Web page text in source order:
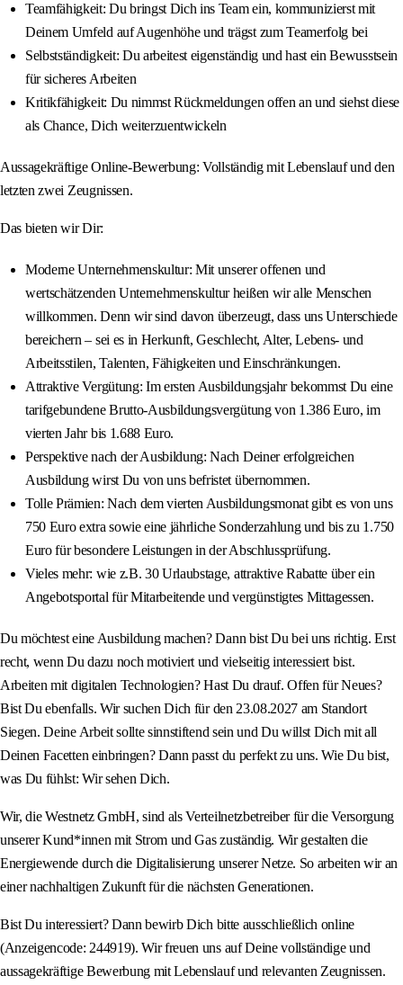
Teamfähigkeit: Du bringst Dich ins Team ein, kommunizierst mit
Deinem Umfeld auf Augenhöhe und trägst zum Teamerfolg bei
Selbstständigkeit: Du arbeitest eigenständig und hast ein Bewusstsein
für sicheres Arbeiten
Kritikfähigkeit: Du nimmst Rückmeldungen offen an und siehst diese
als Chance, Dich weiterzuentwickeln
Aussagekräftige Online-Bewerbung: Vollständig mit Lebenslauf und den
letzten zwei Zeugnissen.
Das bieten wir Dir:
Moderne Unternehmenskultur: Mit unserer offenen und
wertschätzenden Unternehmenskultur heißen wir alle Menschen
willkommen. Denn wir sind davon überzeugt, dass uns Unterschiede
bereichern – sei es in Herkunft, Geschlecht, Alter, Lebens- und
Arbeitsstilen, Talenten, Fähigkeiten und Einschränkungen.
Attraktive Vergütung: Im ersten Ausbildungsjahr bekommst Du eine
tarifgebundene Brutto-Ausbildungsvergütung von 1.386 Euro, im
vierten Jahr bis 1.688 Euro.
Perspektive nach der Ausbildung: Nach Deiner erfolgreichen
Ausbildung wirst Du von uns befristet übernommen.
Tolle Prämien: Nach dem vierten Ausbildungsmonat gibt es von uns
750 Euro extra sowie eine jährliche Sonderzahlung und bis zu 1.750
Euro für besondere Leistungen in der Abschlussprüfung.
Vieles mehr: wie z.B. 30 Urlaubstage, attraktive Rabatte über ein
Angebotsportal für Mitarbeitende und vergünstigtes Mittagessen.
Du möchtest eine Ausbildung machen? Dann bist Du bei uns richtig. Erst
recht, wenn Du dazu noch motiviert und vielseitig interessiert bist.
Arbeiten mit digitalen Technologien? Hast Du drauf. Offen für Neues?
Bist Du ebenfalls. Wir suchen Dich für den 23.08.2027 am Standort
Siegen. Deine Arbeit sollte sinnstiftend sein und Du willst Dich mit all
Deinen Facetten einbringen? Dann passt du perfekt zu uns. Wie Du bist,
was Du fühlst: Wir sehen Dich.
Wir, die Westnetz GmbH, sind als Verteilnetzbetreiber für die Versorgung
unserer Kund*innen mit Strom und Gas zuständig. Wir gestalten die
Energiewende durch die Digitalisierung unserer Netze. So arbeiten wir an
einer nachhaltigen Zukunft für die nächsten Generationen.
Bist Du interessiert? Dann bewirb Dich bitte ausschließlich online
(Anzeigencode: 244919). Wir freuen uns auf Deine vollständige und
aussagekräftige Bewerbung mit Lebenslauf und relevanten Zeugnissen.